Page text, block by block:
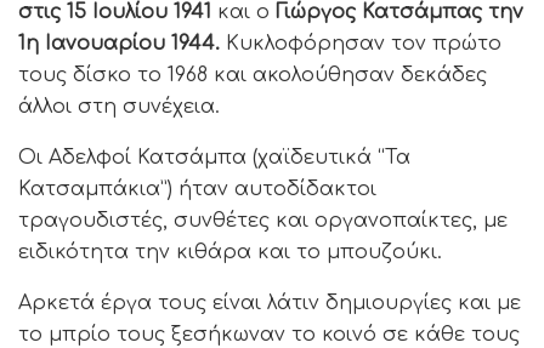
στις 15 Ιουλίου 1941 και ο Γιώργος Κατσάμπας την
1η Ιανουαρίου 1944. Κυκλοφόρησαν τον πρώτο
τους δίσκο το 1968 και ακολούθησαν δεκάδες
άλλοι στη συνέχεια.
Οι Αδελφοί Κατσάμπα (χαϊδευτικά “Τα
Κατσαμπάκια”) ήταν αυτοδίδακτοι
τραγουδιστές, συνθέτες και οργανοπαίκτες, με
ειδικότητα την κιθάρα και το μπουζούκι.
Αρκετά έργα τους είναι λάτιν δημιουργίες και με
το μπρίο τους ξεσήκωναν το κοινό σε κάθε τους